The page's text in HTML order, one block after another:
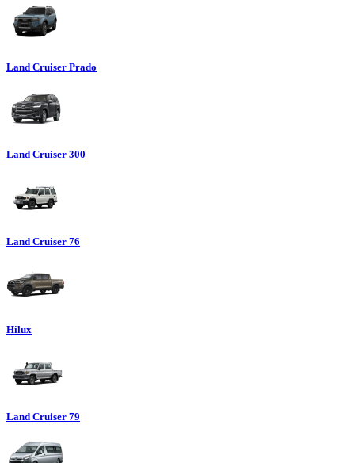
Land Cruiser Prado
Land Cruiser 300
Land Cruiser 76
Hilux
Land Cruiser 79